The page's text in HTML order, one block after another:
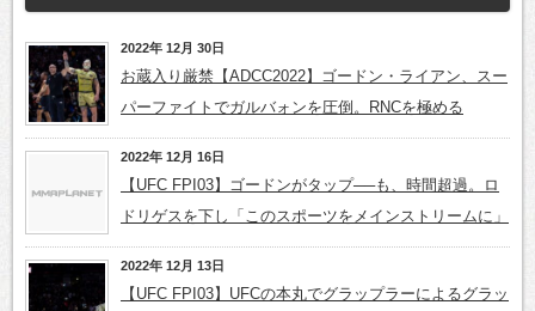
2022年 12月 30日
お蔵入り厳禁【ADCC2022】ゴードン・ライアン、スー
パーファイトでガルバォンを圧倒。RNCを極める
2022年 12月 16日
【UFC FPI03】ゴードンがタップ──も、時間超過。ロ
ドリゲスを下し「このスポーツをメインストリームに」
2022年 12月 13日
【UFC FPI03】UFCの本丸でグラップラーによるグラッ